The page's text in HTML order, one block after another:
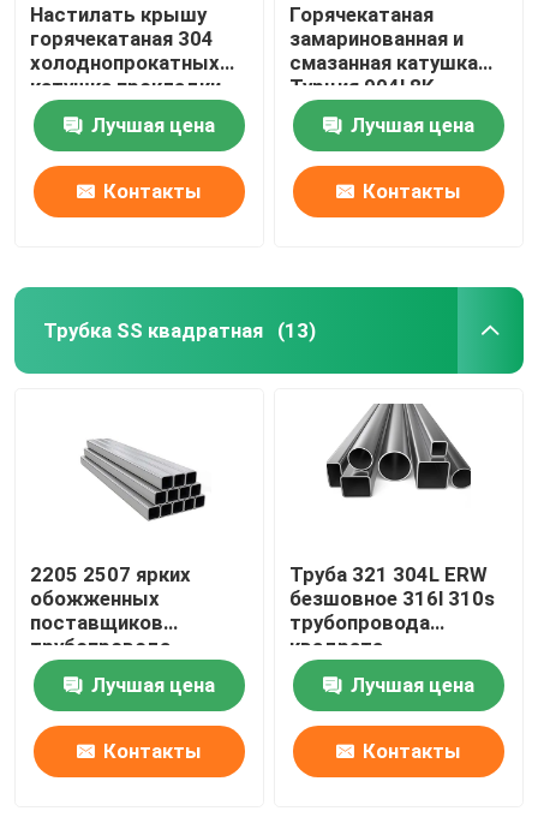
Настилать крышу
горячекатаная 304
холоднопрокатных
катушка прокладки
201 316l 202 Ss 304
катушки
нержавеющей стали
Лучшая цена
Контакты
Горячекатаная
замаринованная и
смазанная катушка
Турция 904l 8K
отполировала
катушку 202 Ss
катушки 430
нержавеющей стали
Лучшая цена
Контакты
Трубка SS квадратная (13)
2205 2507 ярких
обожженных
поставщиков
трубопровода
квадрата
нержавеющей стали
трубки 310S 201 304
304L 316 316L
Лучшая цена
Контакты
Труба 321 304L ERW
безшовное 316l 310s
трубопровода
квадрата
нержавеющей стали
1 дюйма 0,4 Mm
Лучшая цена
Контакты